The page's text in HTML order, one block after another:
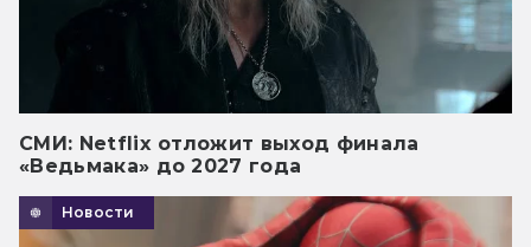
СМИ: Netflix отложит выход финала
«Ведьмака» до 2027 года
Новости